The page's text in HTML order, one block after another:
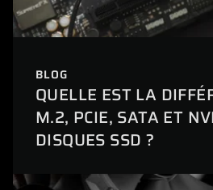
BLOG
QUELLE EST LA
M.2, PCIE, SATA ET
DISQUES SSD ?